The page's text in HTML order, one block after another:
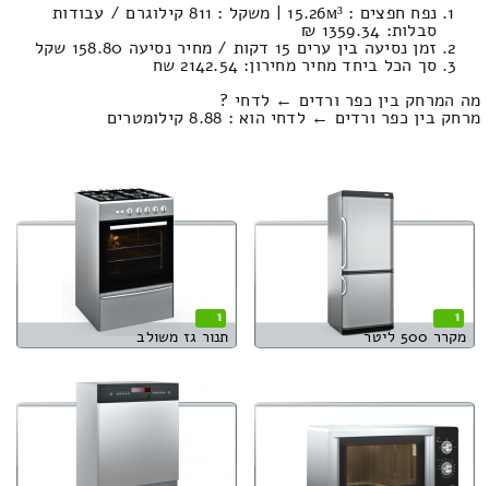
נפח חפצים : 15.26м³ | משקל : 811 קילוגרם / עבודות
סבלות: 1359.34 ₪
זמן נסיעה בין ערים 15 דקות / מחיר נסיעה 158.80 שקל
סך הכל ביחד מחיר מחירון: 2142.54 שח
מה המרחק בין כפר ורדים ← לדחי ?
מרחק בין כפר ורדים ← לדחי הוא : 8.88 קילומטרים
1
מקרר 500 ליטר
1
תנור גז משולב